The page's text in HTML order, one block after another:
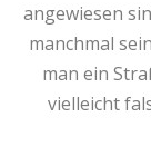
angewiesen
manchmal
man ein
vielleicht